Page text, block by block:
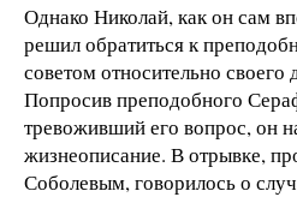
Однако Николай, как он сам
решил обратиться к
советом относительно своего
Попросив преподобного
тревоживший его вопрос, он
жизнеописание. В отрывке,
Соболевым, говорилось о